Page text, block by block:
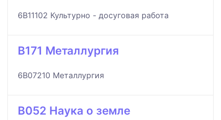
6B11102 Культурно - досуговая работа
B171 Металлургия
6B07210 Металлургия
B052 Наука о земле